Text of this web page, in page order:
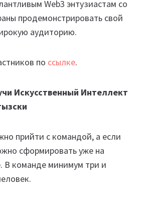
Web3 энтузиастам со
продемонстрировать свой
аудиторию.
по ссылке.
Искусственный Интеллект
прийти с командой, а если
сформировать уже на
В команде минимум три и